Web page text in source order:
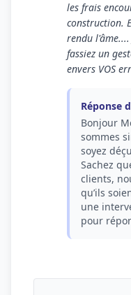
les frais
construction.
rendu l'âme....
fassiez un
envers VOS
Réponse
Bonjour
sommes
soyez
Sachez
clients,
qu’ils
une
pour